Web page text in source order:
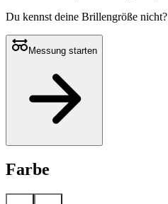
Du kennst deine Brillengröße nicht?
Messung starten
Farbe